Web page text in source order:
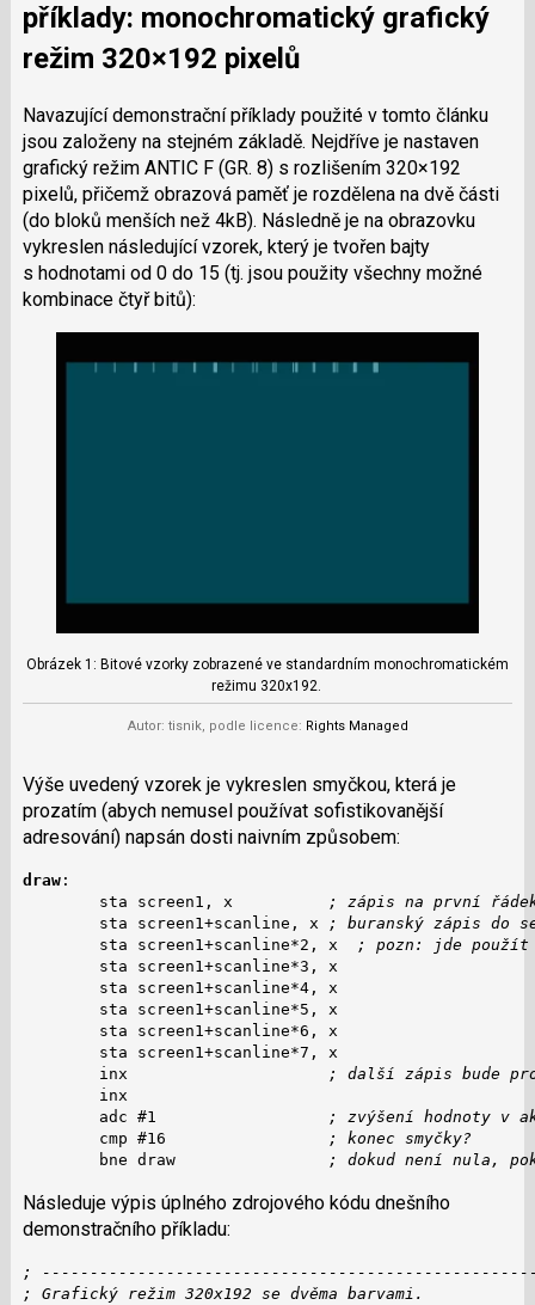
příklady: monochromatický grafický
režim 320×192 pixelů
Navazující demonstrační příklady použité v tomto článku
jsou založeny na stejném základě. Nejdříve je nastaven
grafický režim ANTIC F (GR. 8) s rozlišením 320×192
pixelů, přičemž obrazová paměť je rozdělena na dvě části
(do bloků menších než 4kB). Následně je na obrazovku
vykreslen následující vzorek, který je tvořen bajty
s hodnotami od 0 do 15 (tj. jsou použity všechny možné
kombinace čtyř bitů):
Obrázek 1: Bitové vzorky zobrazené ve standardním monochromatickém
režimu 320x192.
Autor: tisnik, podle licence: Rights Managed
Výše uvedený vzorek je vykreslen smyčkou, která je
prozatím (abych nemusel používat sofistikovanější
adresování) napsán dosti naivním způsobem:
draw:
        sta screen1, x
; zápis na první
        sta screen1+scanline, x
; buranský zápis do
        sta screen1+scanline*2, x
; pozn: jde použít
        sta screen1+scanline*3, x
        sta screen1+scanline*4, x
        sta screen1+scanline*5, x
        sta screen1+scanline*6, x
        sta screen1+scanline*7, x
        inx
; další zápis bude
        inx
        adc #1
; zvýšení hodnoty v
        cmp #16
; konec smyčky?
        bne draw
; dokud není nula,
Následuje výpis úplného zdrojového kódu dnešního
demonstračního příkladu:
;
; Grafický režim 320x192 se dvěma barvami.